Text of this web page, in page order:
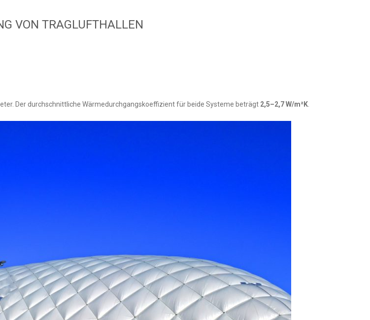
VON TRAGLUFTHALLEN
Der durchschnittliche Wärmedurchgangskoeffizient für beide Systeme beträgt 2,5–2,7 W/m²K